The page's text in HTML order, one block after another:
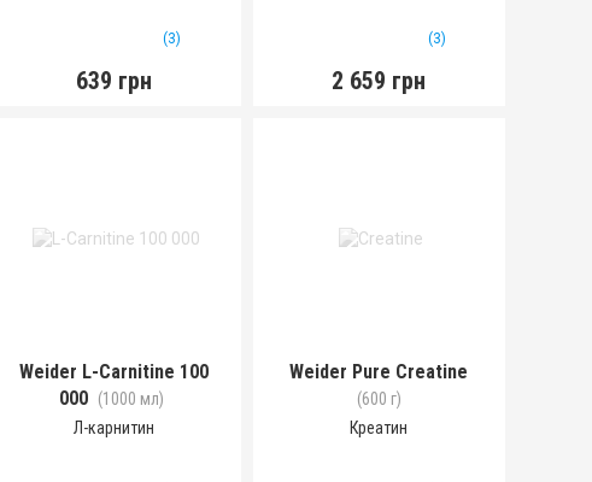
(3)
639 грн
(3)
2 659 грн
Weider L-Carnitine 100
000 (1000 мл)
Л-карнитин
Weider Pure Creatine
(600 г)
Креатин